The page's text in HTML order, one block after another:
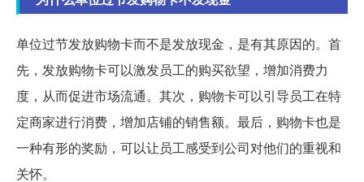
单位过节发放购物卡而不是发放现金，是有其原因的。首
先，发放购物卡可以激发员工的购买欲望，增加消费力
度，从而促进市场流通。其次，购物卡可以引导员工在特
定商家进行消费，增加店铺的销售额。最后，购物卡也是
一种有形的奖励，可以让员工感受到公司对他们的重视和
关怀。